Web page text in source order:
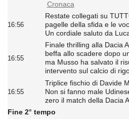
Cronaca
16:56
Restate collegati su
pagelle della sfida e le
Un cordiale saluto da
16:55
Finale thrilling alla Dacia
beffa allo scadere dopo
ma Musso ha salvato il
intervento sul calcio di
16:55
Triplice fischio di Davide
Non si fanno male
zero il match della Dacia
Fine 2° tempo